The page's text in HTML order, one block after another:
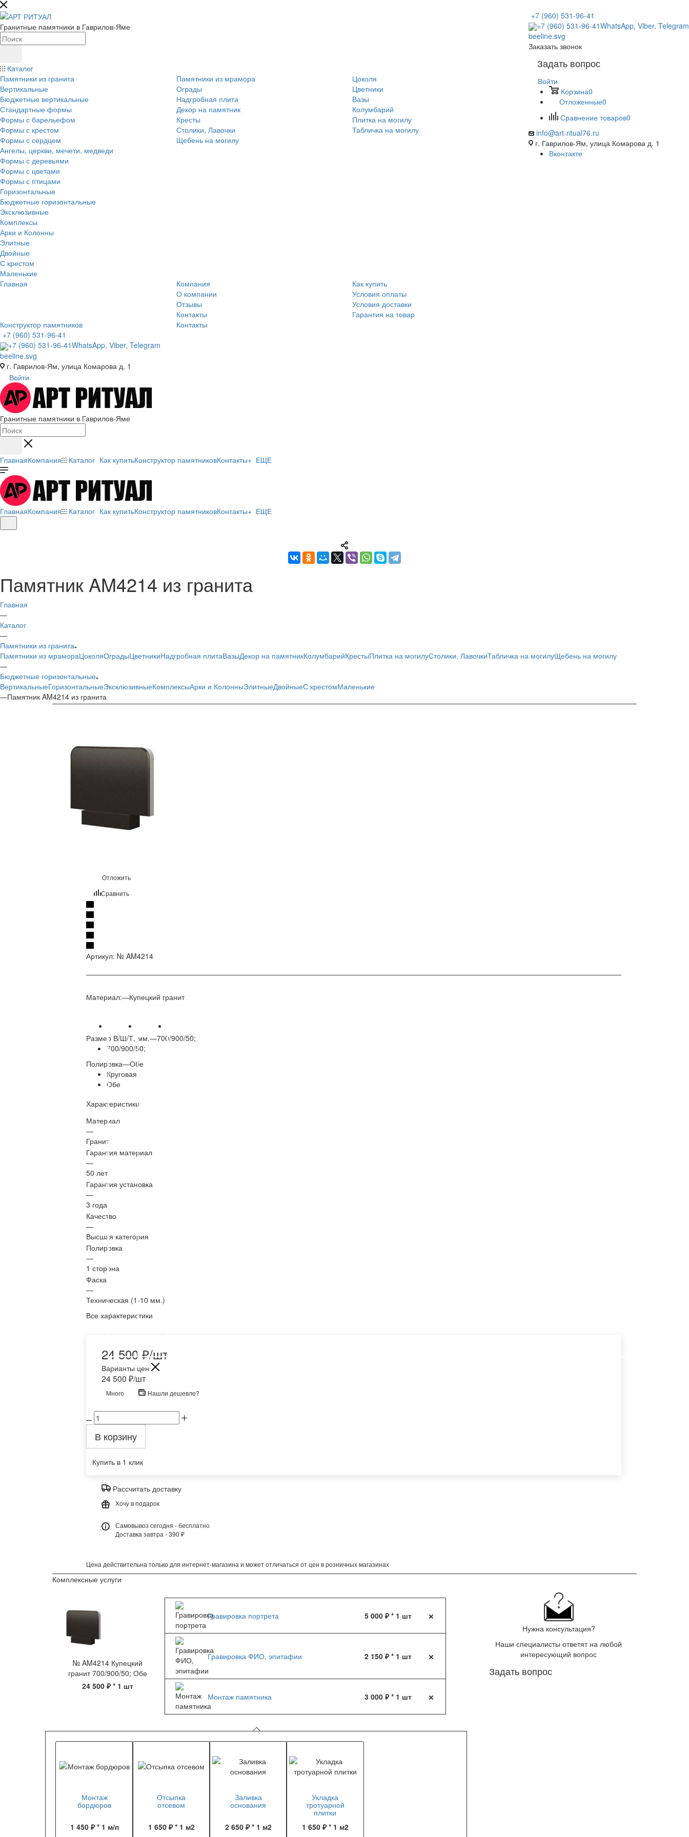
Гранитные памятники в Гаврилов-Яме
Каталог
Памятники из гранита
Вертикальные
Бюджетные вертикальные
Стандартные формы
Формы с барельефом
Формы с крестом
Формы с сердцем
Ангелы, церкви, мечети, медведи
Формы с деревьями
Формы с цветами
Формы с птицами
Горизонтальные
Бюджетные горизонтальные
Эксклюзивные
Комплексы
Арки и Колонны
Элитные
Двойные
С крестом
Маленькие
Памятники из мрамора
Цоколя
Ограды
Цветники
Надгробная плита
Вазы
Декор на памятник
Колумбарий
Кресты
Плитка на могилу
Столики, Лавочки
Табличка на могилу
Щебень на могилу
Главная
Компания
О компании
Отзывы
Контакты
Как купить
Условия оплаты
Условия доставки
Гарантия на товар
Конструктор памятников
Контакты
+7 (960) 531-96-41
+7 (960) 531-96-41WhatsApp, Viber, Telegram
Заказать звонок
Задать вопрос
Войти
Корзина0
Отложенные0
Сравнение товаров0
info@art-ritual76.ru
г. Гаврилов-Ям, улица Комарова д. 1
Вконтакте
+7 (960) 531-96-41
+7 (960) 531-96-41WhatsApp, Viber, Telegram
г. Гаврилов-Ям, улица Комарова д. 1
Войти
Гранитные памятники в Гаврилов-Яме
ГлавнаяКомпания Каталог Как купитьКонструктор памятниковКонтакты+ ЕЩЕ
ГлавнаяКомпания Каталог Как купитьКонструктор памятниковКонтакты+ ЕЩЕ
Памятник AM4214 из гранита
Главная
—
Каталог
—
Памятники из гранита
Памятники из мрамораЦоколяОградыЦветникиНадгробная плитаВазыДекор на памятникКолумбарийКрестыПлитка на могилуСтолики, ЛавочкиТабличка на могилуЩебень на могилу
—
Бюджетные горизонтальные
ВертикальныеГоризонтальныеЭксклюзивныеКомплексыАрки и КолонныЭлитныеДвойныеС крестомМаленькие
—Памятник AM4214 из гранита
Отложить
Сравнить
Артикул: № AM4214
Материал:—Купецкий гранит
Размер В/Ш/Т, мм.—700/900/50;
700/900/50;
Полировка—Обе
Круговая
Обе
Характеристики
Материал
—
Гранит
Гарантия материал
—
50 лет
Гарантия установка
—
3 года
Качество
—
Высшая категория
Полировка
—
1 сторона
Фаска
—
Техническая (1-10 мм.)
Все характеристики
24 500 ₽/шт
Варианты цен
24 500 ₽/шт
Много Нашли дешевле?
В корзину
Купить в 1 клик
Рассчитать доставку
Хочу в подарок
Самовывоз сегодня - бесплатно
Доставка завтра - 390 ₽
Цена действительна только для интернет-магазина и может отличаться от цен в розничных магазинах
Комплексные услуги
№ AM4214 Купецкий
гранит 700/900/50; Обе
24 500 ₽* 1 шт
Гравировка портрета 5 000 ₽ * 1 шт
Гравировка ФИО, эпитафии 2 150 ₽ * 1 шт
Монтаж памятника 3 000 ₽ * 1 шт
Монтаж
бордюров
1 450 ₽ * 1 м/п
Отсыпка
отсевом
1 650 ₽ * 1 м2
Заливка
основания
2 650 ₽ * 1 м2
Укладка
тротуарной
плитки
1 650 ₽ * 1 м2
Нужна консультация?
Наши специалисты ответят на любой
интересующий вопрос
Задать вопрос